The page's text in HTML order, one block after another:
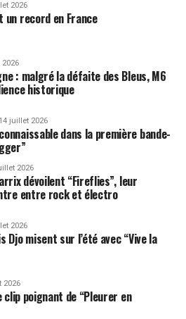
2026
un record en France
: malgré la défaite des Bleus, M6
historique
14 juillet 2026
dans la première bande-
2026
dévoilent “Fireflies”, leur
entre rock et électro
2026
Djo misent sur l’été avec “Vive la
2026
clip poignant de “Pleurer en